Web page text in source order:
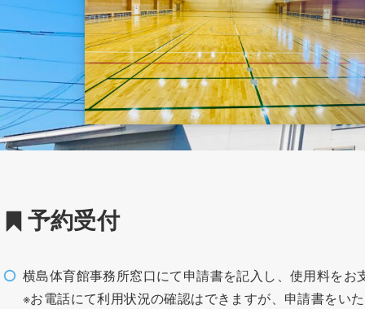
予約受付
横島体育館事務所窓口にて申請書を記入し、使用料をお
※お電話にて利用状況の確認はできますが、申請書をい